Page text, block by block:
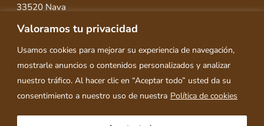
Valoramos tu privacidad
Usamos cookies para mejorar su experiencia de navegación,
mostrarle anuncios o contenidos personalizados y analizar
nuestro tráfico. Al hacer clic en “Aceptar todo” usted da su
consentimiento a nuestro uso de nuestra Política de cookies
33520 Nava
619 62 93 87
orviz@asesoriaorviz.com
© Copyright 2025Asesoría Orviz Loredo|Aviso legal y